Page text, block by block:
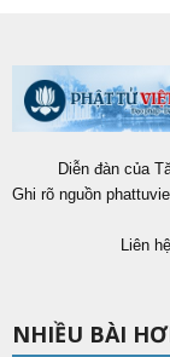
Diễn đàn của
Ghi rõ nguồn
Liên
NHIỀU BÀI